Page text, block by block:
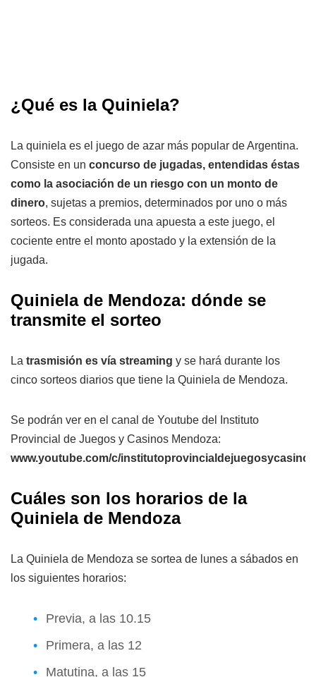
¿Qué es la Quiniela?
La quiniela es el juego de azar más popular de Argentina.
Consiste en un concurso de jugadas, entendidas éstas
como la asociación de un riesgo con un monto de
dinero, sujetas a premios, determinados por uno o más
sorteos. Es considerada una apuesta a este juego, el
cociente entre el monto apostado y la extensión de la
jugada.
Quiniela de Mendoza: dónde se
transmite el sorteo
La trasmisión es vía streaming y se hará durante los
cinco sorteos diarios que tiene la Quiniela de Mendoza.
Se podrán ver en el canal de Youtube del Instituto
Provincial de Juegos y Casinos Mendoza:
www.youtube.com/c/
Cuáles son los horarios de la
Quiniela de Mendoza
La Quiniela de Mendoza se sortea de lunes a sábados en
los siguientes horarios:
Previa, a las 10.15
Primera, a las 12
Matutina, a las 15